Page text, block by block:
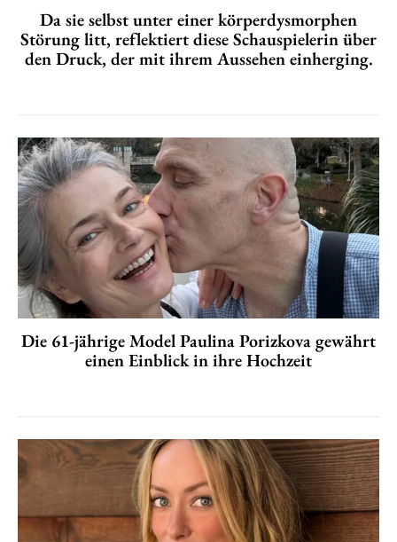
Da sie selbst unter einer körperdysmorphen
Störung litt, reflektiert diese Schauspielerin über
den Druck, der mit ihrem Aussehen einherging.
Die 61-jährige Model Paulina Porizkova gewährt
einen Einblick in ihre Hochzeit